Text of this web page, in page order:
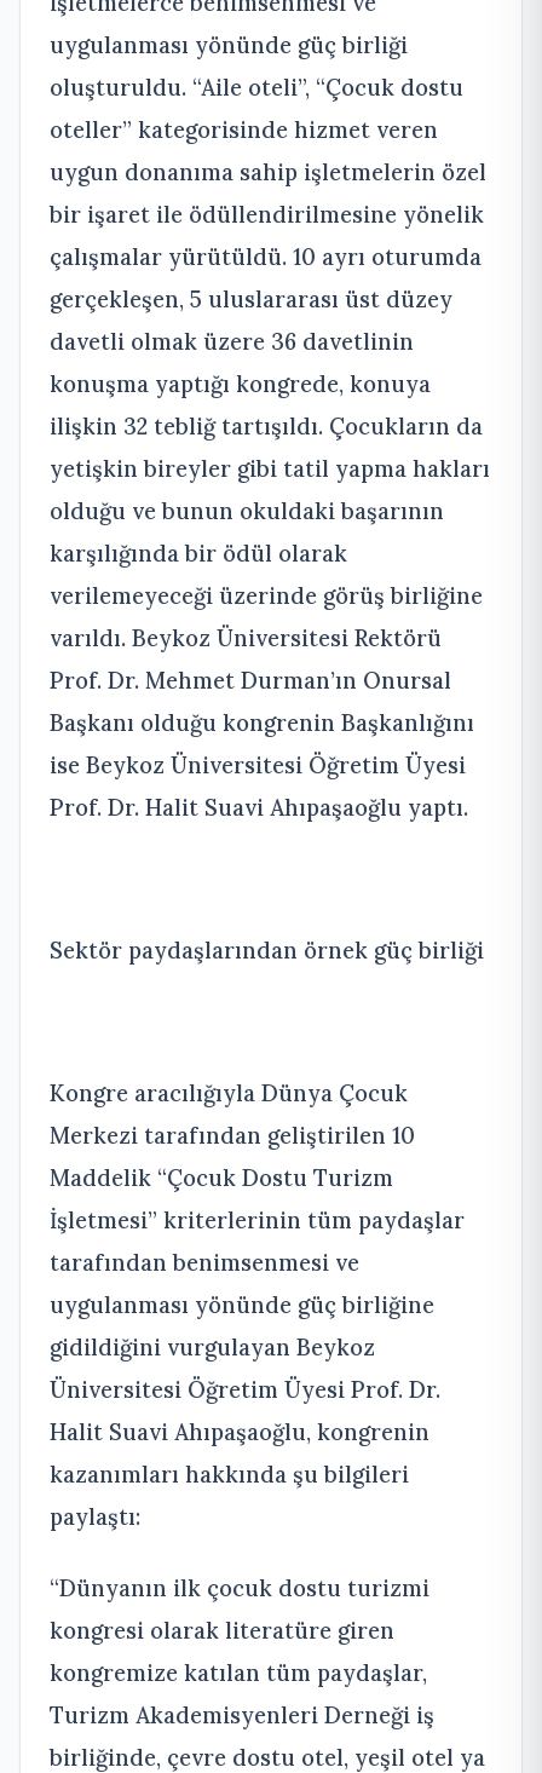
uygulanması yönünde güç birliği
oluşturuldu. “Aile oteli”, “Çocuk dostu
oteller” kategorisinde hizmet veren
uygun donanıma sahip işletmelerin özel
bir işaret ile ödüllendirilmesine yönelik
çalışmalar yürütüldü. 10 ayrı oturumda
gerçekleşen, 5 uluslararası üst düzey
davetli olmak üzere 36 davetlinin
konuşma yaptığı kongrede, konuya
ilişkin 32 tebliğ tartışıldı. Çocukların da
yetişkin bireyler gibi tatil yapma hakları
olduğu ve bunun okuldaki başarının
karşılığında bir ödül olarak
verilemeyeceği üzerinde görüş birliğine
varıldı. Beykoz Üniversitesi Rektörü
Prof. Dr. Mehmet Durman’ın Onursal
Başkanı olduğu kongrenin Başkanlığını
ise Beykoz Üniversitesi Öğretim Üyesi
Prof. Dr. Halit Suavi Ahıpaşaoğlu yaptı.
Sektör paydaşlarından örnek güç birliği
Kongre aracılığıyla Dünya Çocuk
Merkezi tarafından geliştirilen 10
Maddelik “Çocuk Dostu Turizm
İşletmesi” kriterlerinin tüm paydaşlar
tarafından benimsenmesi ve
uygulanması yönünde güç birliğine
gidildiğini vurgulayan Beykoz
Üniversitesi Öğretim Üyesi Prof. Dr.
Halit Suavi Ahıpaşaoğlu, kongrenin
kazanımları hakkında şu bilgileri
paylaştı:
“Dünyanın ilk çocuk dostu turizmi
kongresi olarak literatüre giren
kongremize katılan tüm paydaşlar,
Turizm Akademisyenleri Derneği iş
birliğinde, çevre dostu otel, yeşil otel ya